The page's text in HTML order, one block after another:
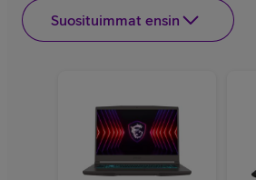
Suosituimmat ensin